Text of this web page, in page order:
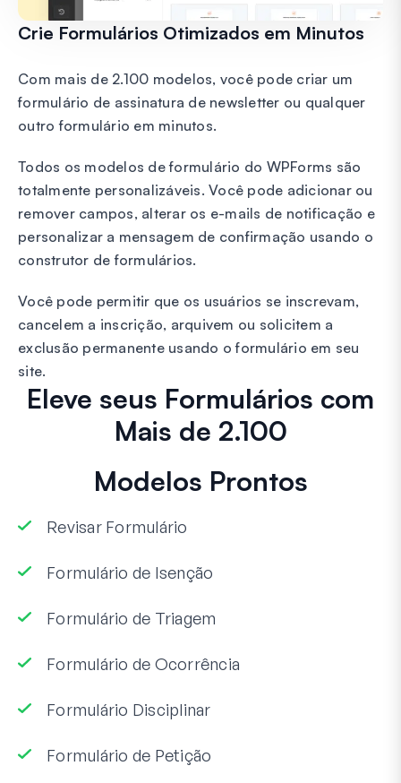
Crie Formulários Otimizados em Minutos
Com mais de 2.100 modelos, você pode criar um
formulário de assinatura de newsletter ou qualquer
outro formulário em minutos.
Todos os modelos de formulário do WPForms são
totalmente personalizáveis. Você pode adicionar ou
remover campos, alterar os e-mails de notificação e
personalizar a mensagem de confirmação usando o
construtor de formulários.
Você pode permitir que os usuários se inscrevam,
cancelem a inscrição, arquivem ou solicitem a
exclusão permanente usando o formulário em seu
site.
Eleve seus Formulários com
Mais de 2.100
Modelos Prontos
Revisar Formulário
Formulário de Isenção
Formulário de Triagem
Formulário de Ocorrência
Formulário Disciplinar
Formulário de Petição